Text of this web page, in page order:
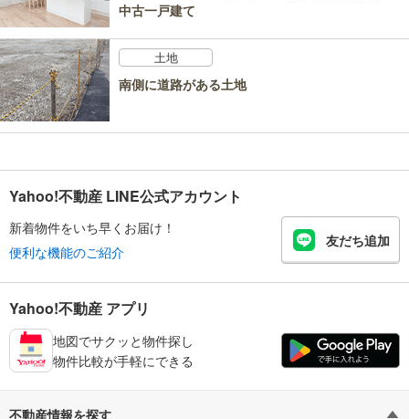
中古一戸建て
土地
南側に道路がある土地
Yahoo!不動産 LINE公式アカウント
新着物件をいち早くお届け！
便利な機能のご紹介
友だち追加
Yahoo!不動産 アプリ
地図でサクッと物件探し
物件比較が手軽にできる
不動産情報を探す